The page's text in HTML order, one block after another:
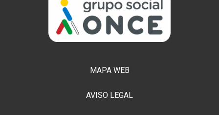
MAPA WEB
AVISO LEGAL